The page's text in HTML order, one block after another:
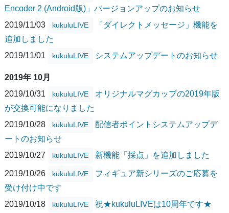
Encoder 2 (Android版)」バージョンアップのお知らせ
2019/11/03
kukuluLIVE
「ダイレクトメッセージ」機能を
追加しました
2019/11/01
kukuluLIVE システムアップデートのお知らせ
2019年 10月
2019/10/31
kukuluLIVE
オリジナルマグカップの2019年版
が交換可能になりました
2019/10/28
kukuluLIVE
配信者ポイントシステムアップデ
ートのお知らせ
2019/10/27
kukuluLIVE 新機能「採点」を追加しました
2019/10/26 kukuluLIVE
フィギュア新シリーズのご応募を
受け付け中です
2019/10/18
kukuluLIVE 祝★kukuluLIVEは10周年です★